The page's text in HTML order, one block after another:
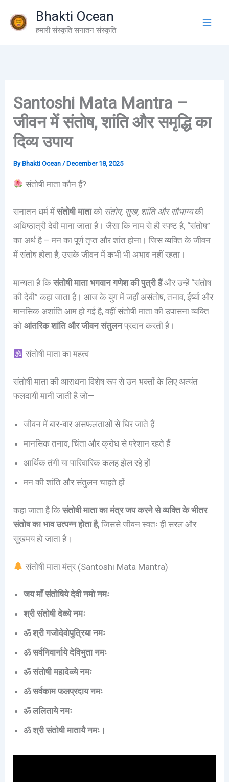
Bhakti Ocean
हमारी संस्कृति सनातन संस्कृति
Santoshi Mata Mantra –
जीवन में संतोष, शांति और समृद्धि का
दिव्य उपाय
ByBhakti Ocean /December 18, 2025
संतोषी माता कौन हैं?
सनातन धर्म मेंसंतोषी माताको संतोष, सुख, शांति और सौभाग्यकी
अधिष्ठात्री देवी माना जाता है। जैसा कि नाम से ही स्पष्ट है, “संतोष”
का अर्थ है – मन का पूर्ण तृप्त और शांत होना। जिस व्यक्ति के जीवन
में संतोष होता है, उसके जीवन में कभी भी अभाव नहीं रहता।
मान्यता है किसंतोषी माता भगवान गणेश की पुत्री हैंऔर उन्हें “संतोष
की देवी” कहा जाता है। आज के युग में जहाँ असंतोष, तनाव, ईर्ष्या और
मानसिक अशांति आम हो गई है, वहीं संतोषी माता की उपासना व्यक्ति
कोआंतरिक शांति और जीवन संतुलनप्रदान करती है।
संतोषी माता का महत्व
संतोषी माता की आराधना विशेष रूप से उन भक्तों के लिए अत्यंत
फलदायी मानी जाती है जो—
जीवन में बार-बार असफलताओं से घिर जाते हैं
मानसिक तनाव, चिंता और क्रोध से परेशान रहते हैं
आर्थिक तंगी या पारिवारिक कलह झेल रहे हों
मन की शांति और संतुलन चाहते हों
कहा जाता है किसंतोषी माता का मंत्र जप करने से व्यक्ति के भीतर
संतोष का भाव उत्पन्न होता है, जिससे जीवन स्वतः ही सरल और
सुखमय हो जाता है।
संतोषी माता मंत्र (Santoshi Mata Mantra)
जय माँ संतोषिये देवी नमो नमः
श्री संतोषी देव्व्ये नमः
ॐ श्री गजोदेवोपुत्रिया नमः
ॐ सर्वनिवार्नाये देविभुता नमः
ॐ संतोषी महादेव्व्ये नमः
ॐ सर्वकाम फलप्रदाय नमः
ॐ ललिताये नमः
ॐ श्री संतोषी मातायै नमः।